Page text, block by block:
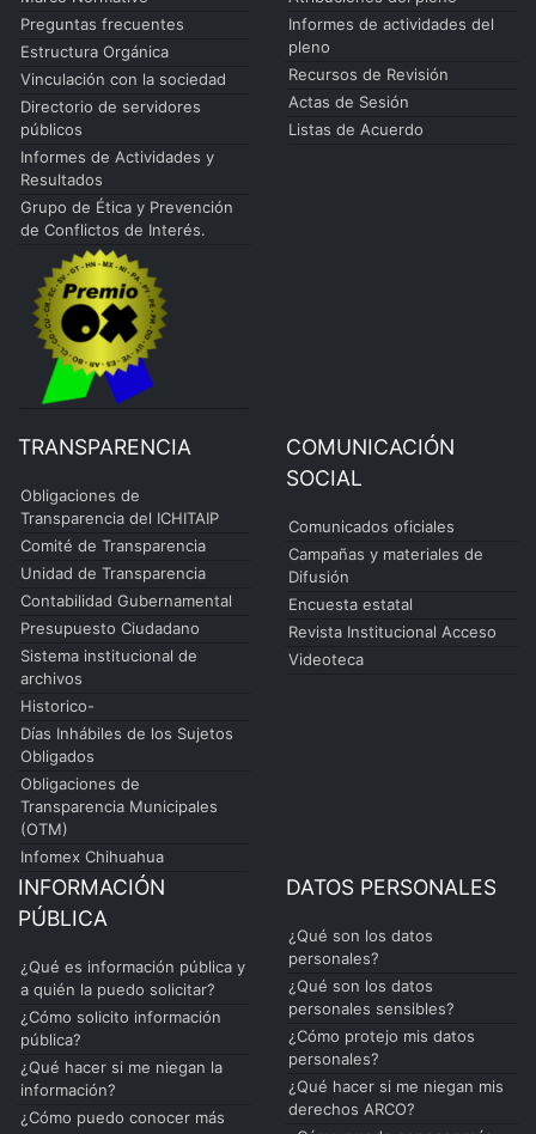
Preguntas frecuentes
Estructura Orgánica
Vinculación con la sociedad
Directorio de servidores
públicos
Informes de Actividades y
Resultados
Grupo de Ética y Prevención
de Conflictos de Interés.
Informes de actividades del
pleno
Recursos de Revisión
Actas de Sesión
Listas de Acuerdo
TRANSPARENCIA
Obligaciones de
Transparencia del ICHITAIP
Comité de Transparencia
Unidad de Transparencia
Contabilidad Gubernamental
Presupuesto Ciudadano
Sistema institucional de
archivos
Historico-
Días Inhábiles de los Sujetos
Obligados
Obligaciones de
Transparencia Municipales
(OTM)
Infomex Chihuahua
COMUNICACIÓN
SOCIAL
Comunicados oficiales
Campañas y materiales de
Difusión
Encuesta estatal
Revista Institucional Acceso
Videoteca
INFORMACIÓN
PÚBLICA
¿Qué es información pública y
a quién la puedo solicitar?
¿Cómo solicito información
pública?
¿Qué hacer si me niegan la
información?
¿Cómo puedo conocer más
DATOS PERSONALES
¿Qué son los datos
personales?
¿Qué son los datos
personales sensibles?
¿Cómo protejo mis datos
personales?
¿Qué hacer si me niegan mis
derechos ARCO?